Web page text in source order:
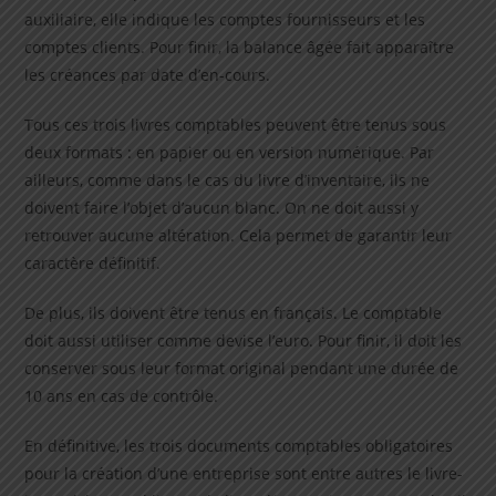
auxiliaire, elle indique les comptes fournisseurs et les
comptes clients. Pour finir, la balance âgée fait apparaître
les créances par date d’en-cours.
Tous ces trois livres comptables peuvent être tenus sous
deux formats : en papier ou en version numérique. Par
ailleurs, comme dans le cas du livre d’inventaire, ils ne
doivent faire l’objet d’aucun blanc. On ne doit aussi y
retrouver aucune altération. Cela permet de garantir leur
caractère définitif.
De plus, ils doivent être tenus en français. Le comptable
doit aussi utiliser comme devise l’euro. Pour finir, il doit les
conserver sous leur format original pendant une durée de
10 ans en cas de contrôle.
En définitive, les trois documents comptables obligatoires
pour la création d’une entreprise sont entre autres le livre-